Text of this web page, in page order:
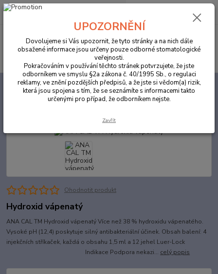
0,00 Kč
Úvod ORDINACE ANA CAL TM Hydroxid vápenatý
ANA CAL TM Hydroxid vápenatý
Ohodnotit produkt
Hydroxid vápenatý
ANA CAL TM Hydroxid vápenatý Více než 38 % hydroxidu vápenatého.
Vysoké pH (12,4) poskytuje silný antibakteriální účinek. Obsah balení: 4
injekčních stříkaček, každá o obsahu 1,5 ml a 12 jehel Luer-Lock
Indikace Podpora nekazi... celý popis
UPOZORNĚNÍ
Dovolujeme si Vás upozornit, že tyto stránky a na nich dále
obsažené informace jsou určeny pouze odborné stomatologické
veřejnosti.
Pokračováním v používání těchto stránek potvrzujete, že jste
odborníkem ve smyslu §2a zákona č. 40/1995 Sb., o regulaci
reklamy, ve znění pozdějších předpisů, a že jste si vědom(a) rizik,
která jsou spojena s tím, že se seznámíte s informacemi takto
určenými pro případ, že odborníkem nejste.
Zavřít